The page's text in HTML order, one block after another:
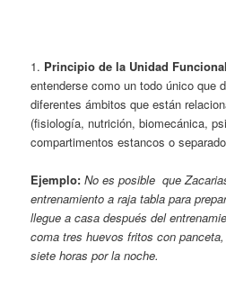
1. Principio de la Unidad
entenderse como un todo único que
diferentes ámbitos que están
(fisiología, nutrición, biomecánica,
compartimentos estancos o
Ejemplo: No es posible que
entrenamiento a raja tabla para
llegue a casa después del
coma tres huevos fritos con
siete horas por la noche.